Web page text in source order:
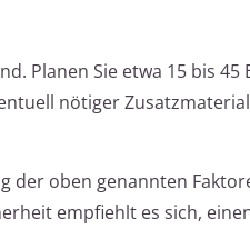
Planen Sie etwa 15 bis 45
nötiger
der oben genannten
empfiehlt es sich,